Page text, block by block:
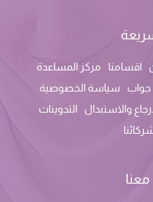
اقسامنا
مركز المساعدة
سياسة الخصوصية
والاستبدال
التدوينات